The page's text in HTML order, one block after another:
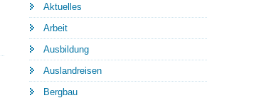
Aktuelles
Arbeit
Ausbildung
Auslandreisen
Bergbau